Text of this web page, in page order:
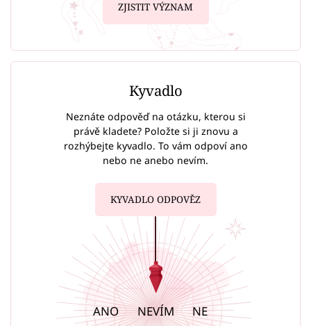
ZJISTIT VÝZNAM
Kyvadlo
Neznáte odpověď na otázku, kterou si
právě kladete? Položte si ji znovu a
rozhýbejte kyvadlo. To vám odpoví ano
nebo ne anebo nevím.
KYVADLO ODPOVĚZ
ANO NEVÍM NE